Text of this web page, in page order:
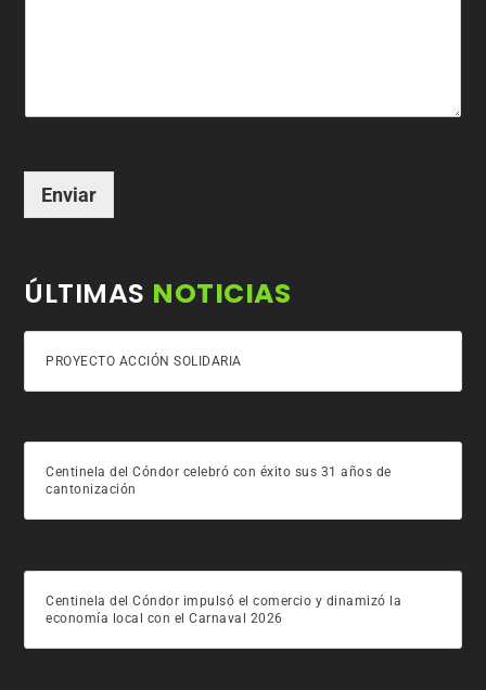
Enviar
ÚLTIMAS NOTICIAS
PROYECTO ACCIÓN SOLIDARIA
Centinela del Cóndor celebró con éxito sus 31 años de
cantonización
Centinela del Cóndor impulsó el comercio y dinamizó la
economía local con el Carnaval 2026